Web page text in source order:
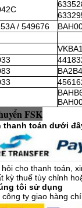
/ 549676
FSK
thanh toán dưới
cho thanh toán,
kỳ thuế tùy chỉnh
tôi sử dụng
ty giao hàng